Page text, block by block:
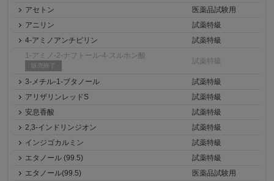
アセトン
医薬品試験用
アニリン
試薬特級
4-アミノアンチピリン
試薬特級
1-アミノ-2-ナフトール-4-スルホン酸
販売終了
試薬特級
3-メチル-1-ブタノール
試薬特級
アリザリンレッドS
試薬特級
安息香酸
試薬特級
2,3-インドリンジオン
試薬特級
インジゴカルミン
試薬特級
エタノール (99.5)
試薬特級
エタノール(99.5)
医薬品試験用